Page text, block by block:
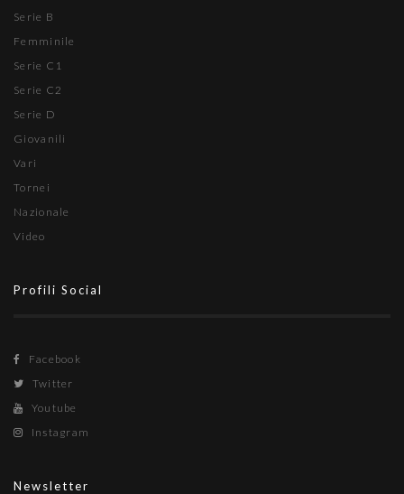
Serie B
Femminile
Serie C1
Serie C2
Serie D
Giovanili
Vari
Tornei
Nazionale
Video
Profili Social
Facebook
Twitter
Youtube
Instagram
Newsletter